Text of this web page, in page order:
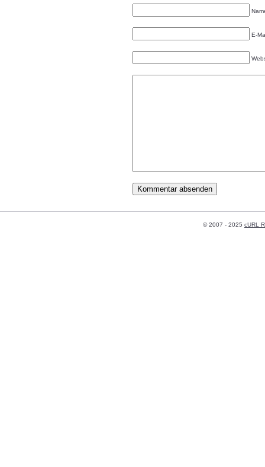
E-
© 2007 - 2025 cURL